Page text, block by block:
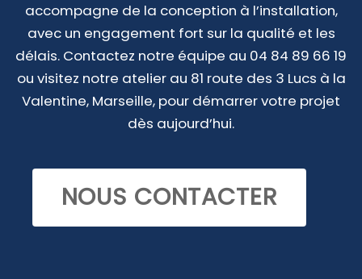
accompagne de la conception à l’installation,
avec un engagement fort sur la qualité et les
délais. Contactez notre équipe au 04 84 89 66 19
ou visitez notre atelier au 81 route des 3 Lucs à la
Valentine, Marseille, pour démarrer votre projet
dès aujourd’hui.
NOUS CONTACTER